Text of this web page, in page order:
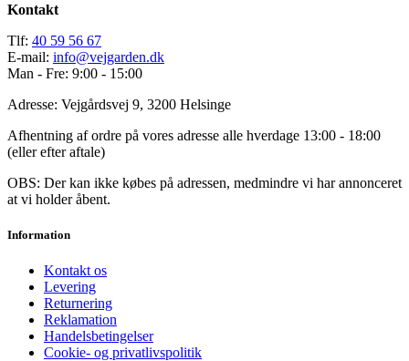
Kontakt
Tlf: 40 59 56 67
E-mail: info@vejgarden.dk
Man - Fre: 9:00 - 15:00
Adresse: Vejgårdsvej 9, 3200 Helsinge
Afhentning af ordre på vores adresse alle hverdage 13:00 - 18:00
(eller efter aftale)
OBS: Der kan ikke købes på adressen, medmindre vi har annonceret
at vi holder åbent.
Information
Kontakt os
Levering
Returnering
Reklamation
Handelsbetingelser
Cookie- og privatlivspolitik